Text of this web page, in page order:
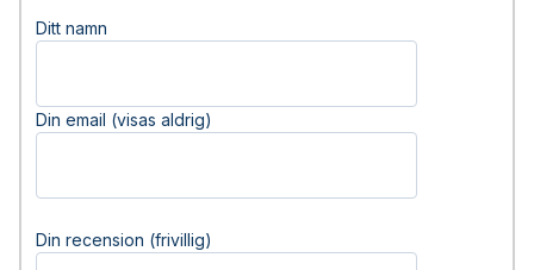
Ditt namn
Din email (visas aldrig)
Din recension (frivillig)